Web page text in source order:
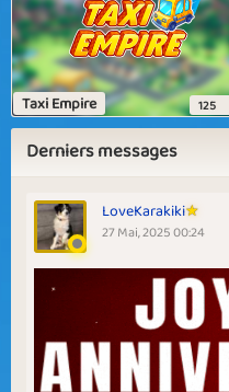
Taxi Empire 125
Derniers messages
LoveKarakiki
27 Mai, 2025 00:24